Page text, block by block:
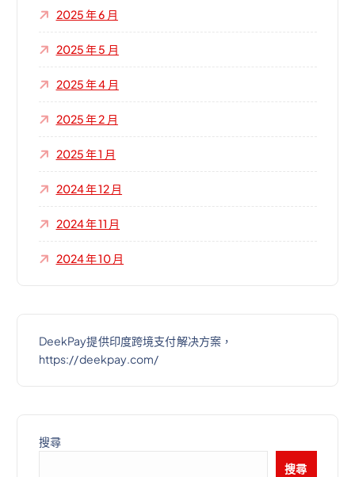
2025 年 6 月
2025 年 5 月
2025 年 4 月
2025 年 2 月
2025 年 1 月
2024 年 12 月
2024 年 11 月
2024 年 10 月
DeekPay提供印度跨境支付解决方案，
https://deekpay.com/
搜尋
搜尋